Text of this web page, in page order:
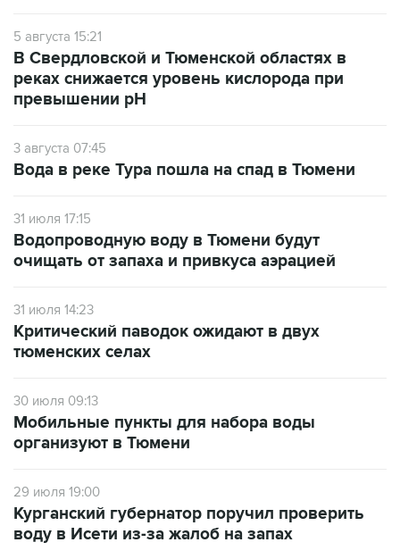
5 августа 15:21
В Свердловской и Тюменской областях в
реках снижается уровень кислорода при
превышении рН
3 августа 07:45
Вода в реке Тура пошла на спад в Тюмени
31 июля 17:15
Водопроводную воду в Тюмени будут
очищать от запаха и привкуса аэрацией
31 июля 14:23
Критический паводок ожидают в двух
тюменских селах
30 июля 09:13
Мобильные пункты для набора воды
организуют в Тюмени
29 июля 19:00
Курганский губернатор поручил проверить
воду в Исети из-за жалоб на запах